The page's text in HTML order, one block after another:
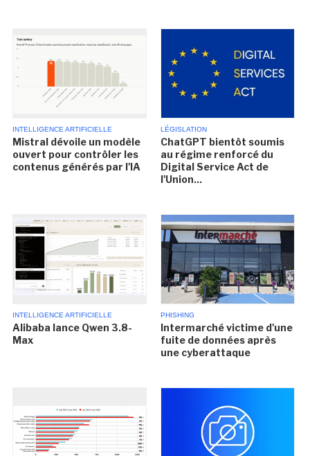
INTELLIGENCE ARTIFICIELLE
Mistral dévoile un modèle
ouvert pour contrôler les
contenus générés par l'IA
LÉGISLATION
ChatGPT bientôt soumis
au régime renforcé du
Digital Service Act de
l'Union...
INTELLIGENCE ARTIFICIELLE
Alibaba lance Qwen 3.8-
Max
PHISHING
Intermarché victime d'une
fuite de données après
une cyberattaque